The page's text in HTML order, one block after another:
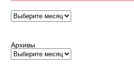
Архивы
Архивы